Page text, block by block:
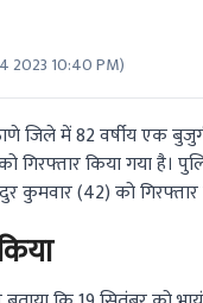
2023 10:40 PM)
ठाणे जिले में 82 वर्षीय
किया गया है।
(42) को गिरफ्तार